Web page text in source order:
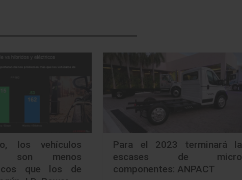
los vehículos
son menos
que los de
Para el 2023 terminará la
escases de micro
componentes: ANPACT